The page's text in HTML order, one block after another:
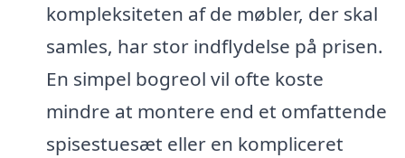
kompleksiteten af de møbler, der skal
samles, har stor indflydelse på prisen.
En simpel bogreol vil ofte koste
mindre at montere end et omfattende
spisestuesæt eller en kompliceret